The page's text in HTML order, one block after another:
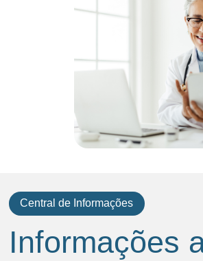
Central de Informações
Informações